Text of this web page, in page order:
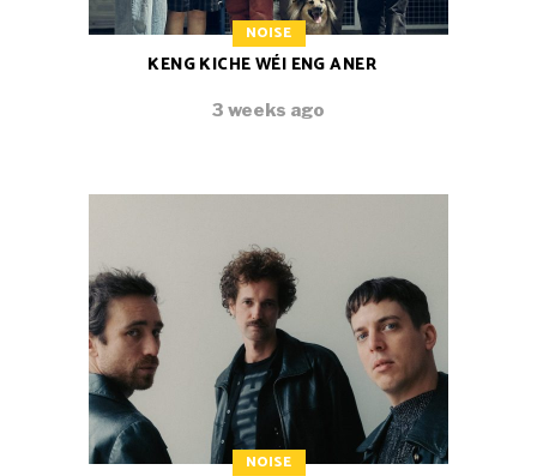
NOISE
KENG KICHE WÉI ENG ANER
3 weeks ago
NOISE